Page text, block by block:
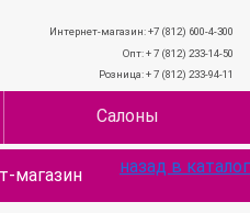
Интернет-магазин: +7 (812) 600-4-300
Опт: + 7 (812) 233-14-50
Розница: + 7 (812) 233-94-11
Салоны
магазин назад в каталог